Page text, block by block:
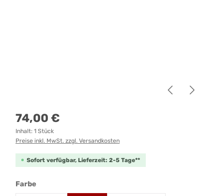
Regulärer Preis:
74,00 €
Inhalt: 1 Stück
Preise inkl. MwSt. zzgl. Versandkosten
Sofort verfügbar, Lieferzeit: 2-5 Tage**
Farbeauswählen